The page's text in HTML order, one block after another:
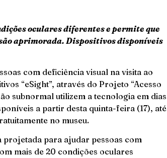
oculares diferentes e permite que
aprimorada. Dispositivos disponíveis
com deficiência visual na visita ao
“eSight”, através do Projeto “Acesso
subnormal utilizem a tecnologia em dias
a partir desta quinta-feira (17), até
no museu.
projetada para ajudar pessoas com
mais de 20 condições oculares